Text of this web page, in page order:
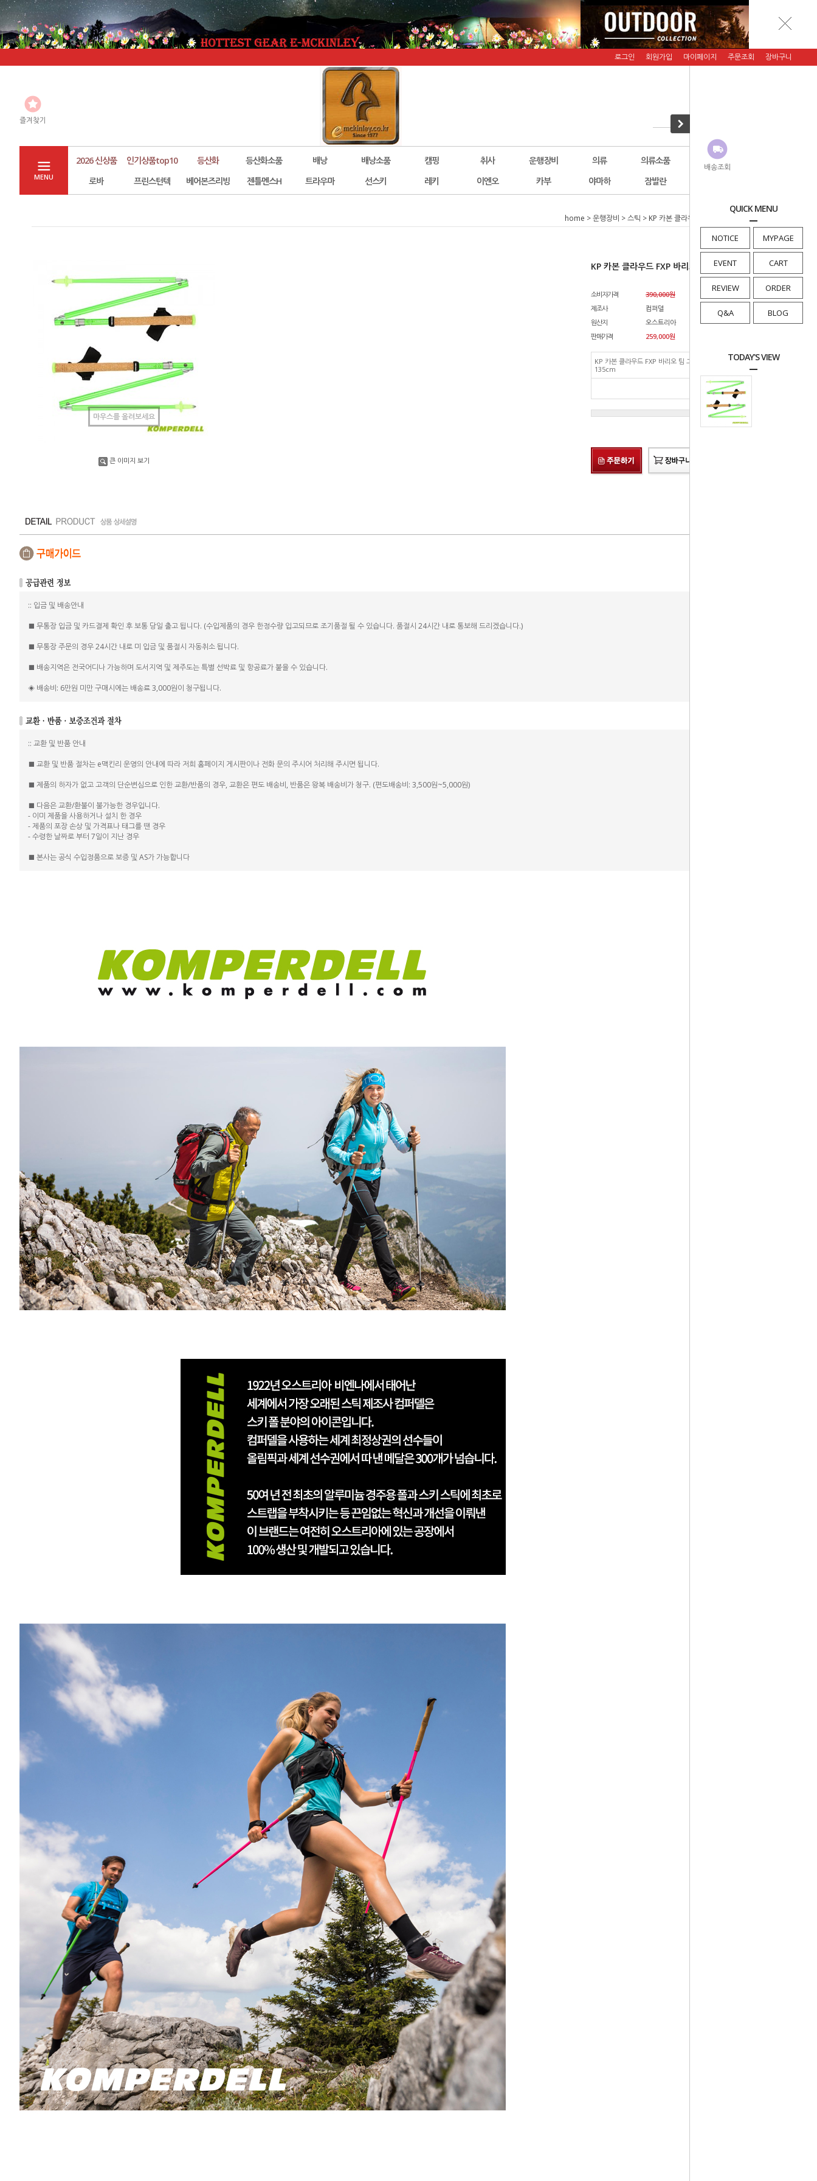
배송조회
QUICK MENU
NOTICE MYPAGE
EVENT CART
REVIEW ORDER
Q&A BLOG
TODAY'S VIEW
로그인 회원가입 마이페이지 주문조회 장바구니
즐겨찾기
MENU
2026 신상품 인기상품top10 등산화 등산화소품 배낭 배낭소품 캠핑 취사 운행장비 의류 의류소품 악세서리
로바
프린스턴텍 베어본즈리빙 젠틀멘스H 트라우마 선스키 레키 이엔오 카부 야마하 잠발란
home >운행장비 >스틱 > KP 카본 클라우드 FXP 바리오 팀 그린 135cm
마우스를 올려보세요
큰 이미지 보기
KP 카본 클라우드 FXP 바리오 팀 그린 135cm
소비자가격
390,000원
제조사
컴퍼델
원산지
오스트리아
판매가격
259,000원
KP 카본 클라우드 FXP 바리오 팀 그린
135cm
259,000
총 상품 금액
:: 입금 및 배송안내
■ 무통장 입금 및 카드결제 확인 후 보통 당일 출고 됩니다. (수입제품의 경우 한정수량 입고되므로 조기품절 될 수 있습니다. 품절시 24시간 내로 통보해 드리겠습니다.)
■ 무통장 주문의 경우 24시간 내로 미 입금 및 품절시 자동취소 됩니다.
■ 배송지역은 전국어디나 가능하며 도서지역 및 제주도는 특별 선박료 및 항공료가 붙을 수 있습니다.
◈ 배송비: 6만원 미만 구매시에는 배송료 3,000원이 청구됩니다.
:: 교환 및 반품 안내
■ 교환 및 반품 절차는 e맥킨리 운영의 안내에 따라 저희 홈페이지 게시판이나 전화 문의 주시어 처리해 주시면 됩니다.
■ 제품의 하자가 없고 고객의 단순변심으로 인한 교환/반품의 경우, 교환은 편도 배송비, 반품은 왕복 배송비가 청구. (편도배송비: 3,500원~5,000원)
■ 다음은 교환/환불이 불가능한 경우입니다.
- 이미 제품을 사용하거나 설치 한 경우
- 제품의 포장 손상 및 가격표나 태그를 땐 경우
- 수령한 날짜로 부터 7일이 지난 경우
■ 본사는 공식 수입정품으로 보증 및 AS가 가능합니다